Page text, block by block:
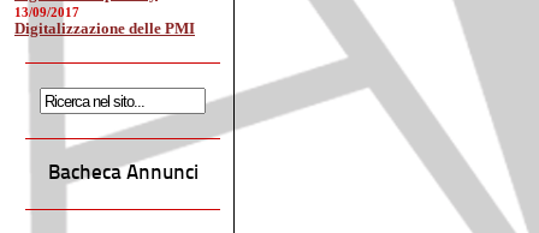
13/09/2017
Digitalizzazione delle PMI
Bacheca Annunci